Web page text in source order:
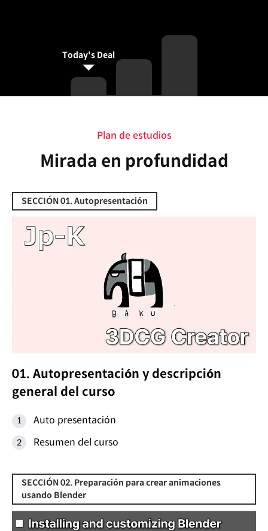
Today's Deal
Plan de estudios
Mirada en profundidad
SECCIÓN 01. Autopresentación
01. Autopresentación y descripción
general del curso
Auto presentación
Resumen del curso
SECCIÓN 02. Preparación para crear animaciones
usando Blender